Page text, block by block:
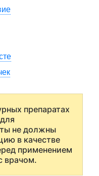
препаратах
не должны
в качестве
применением
врачом.